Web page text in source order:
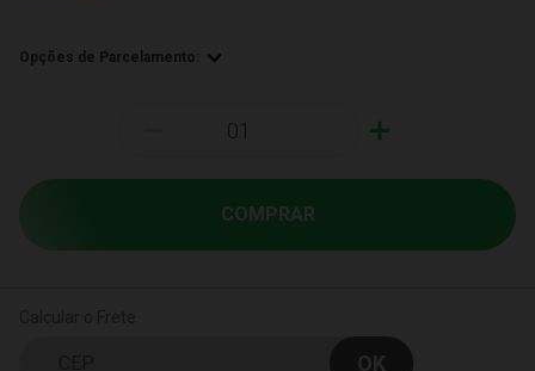
Opções de Parcelamento:
+
COMPRAR